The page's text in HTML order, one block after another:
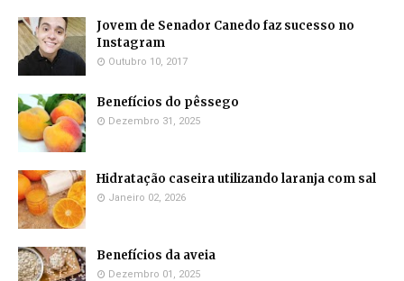
Jovem de Senador Canedo faz sucesso no
Instagram
Outubro 10, 2017
Benefícios do pêssego
Dezembro 31, 2025
Hidratação caseira utilizando laranja com sal
Janeiro 02, 2026
Benefícios da aveia
Dezembro 01, 2025